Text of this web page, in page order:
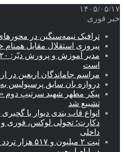
۱۴۰۵/۰۵/۱۷
خبر فوری
ترافیک نیمه‌سنگین در
پیروزی استقلال مقابل همنام
است
مراسم جاماندگان اربعین در
دروازه بان سابق پرسپولیس
پیکر مطهر شهید سرتیپ دوم
تشییع شد
انواع قاب بندی دیوار با
دکارت؛ تحولی لوکس، فوری
داخلی
ثبت ۲ میلیون